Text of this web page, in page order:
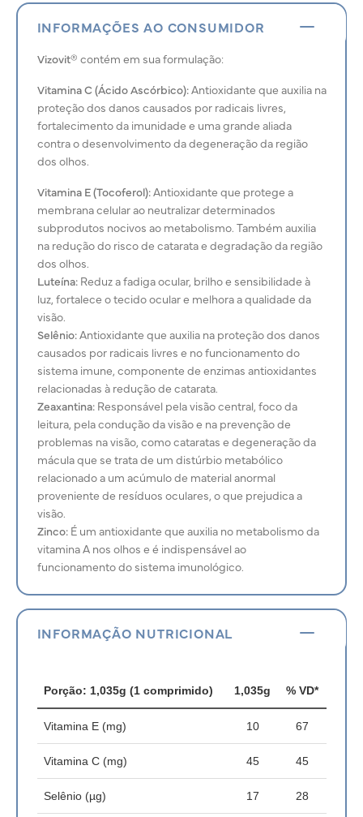
INFORMAÇÕES AO CONSUMIDOR
Vizovit® contém em sua formulação:
Vitamina C (Ácido Ascórbico):Antioxidante que auxilia na
proteção dos danos causados por radicais livres,
fortalecimento da imunidade e uma grande aliada
contra o desenvolvimento da degeneração da região
dos olhos.
Vitamina E (Tocoferol):Antioxidante que protege a
membrana celular ao neutralizar determinados
subprodutos nocivos ao metabolismo. Também auxilia
na redução do risco de catarata e degradação da região
dos olhos.
Luteína: Reduz a fadiga ocular, brilho e sensibilidade à
luz, fortalece o tecido ocular e melhora a qualidade da
visão.
Selênio:Antioxidante que auxilia na proteção dos danos
causados por radicais livres e no funcionamento do
sistema imune, componente de enzimas antioxidantes
relacionadas à redução de catarata.
Zeaxantina:Responsável pela visão central, foco da
leitura, pela condução da visão e na prevenção de
problemas na visão, como cataratas e degeneração da
mácula que se trata de um distúrbio metabólico
relacionado a um acúmulo de material anormal
proveniente de resíduos oculares, o que prejudica a
visão.
Zinco:É um antioxidante que auxilia no metabolismo da
vitamina A nos olhos e é indispensável ao
funcionamento do sistema imunológico.
INFORMAÇÃO NUTRICIONAL
Porção: 1,035g (1 comprimido) 1,035g % VD*
Vitamina E (mg) 10 67
Vitamina C (mg) 45 45
Selênio (µg) 17 28